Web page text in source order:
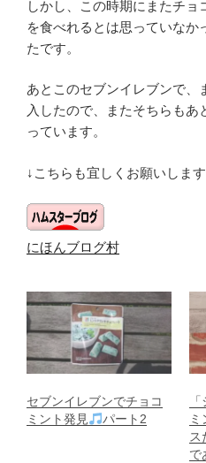
しかし、この時期にまたチョ
を食べれるとは思っていなか
たです。
あとこのセブンイレブンで、
入したので、またそちらもあ
っています。
↓こちらも宜しくお願いします
にほんブログ村
セブンイレブンでチョコ
ミント発見
パート2
ス
で